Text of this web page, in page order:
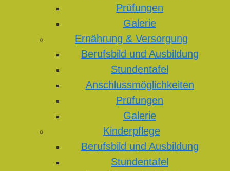
Prüfungen
Galerie
Ernährung & Versorgung
Berufsbild und Ausbildung
Stundentafel
Anschlussmöglichkeiten
Prüfungen
Galerie
Kinderpflege
Berufsbild und Ausbildung
Stundentafel